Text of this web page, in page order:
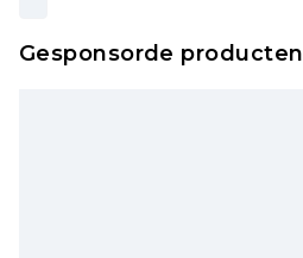
Gesponsorde producten